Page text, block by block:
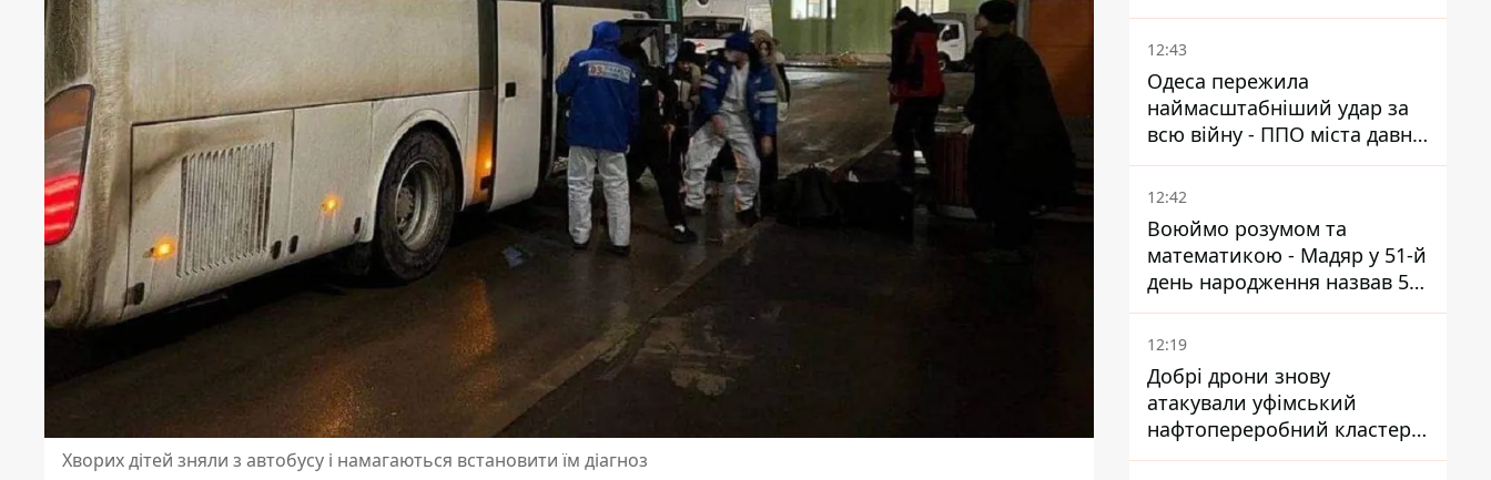
Хворих дітей зняли з автобусу і намагаються встановити їм діагноз
ППО Patriot
12:43
Одеса пережила
наймасштабніший удар за
всю війну - ППО міста давно
потребує посилення
12:42
Воюймо розумом та
математикою - Мадяр у 51-й
день народження назвав 5
умов поразки РФ
12:19
Добрі дрони знову
атакували уфімський
нафтопереробний кластер -
один упав на недобудову